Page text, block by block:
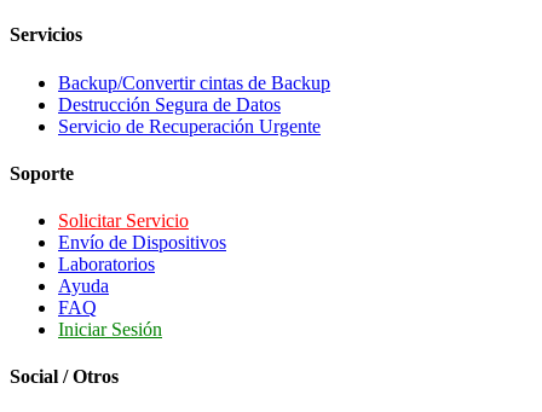
Servicios
Backup/Convertir cintas de Backup
Destrucción Segura de Datos
Servicio de Recuperación Urgente
Soporte
Solicitar Servicio
Envío de Dispositivos
Laboratorios
Ayuda
FAQ
Iniciar Sesión
Social / Otros